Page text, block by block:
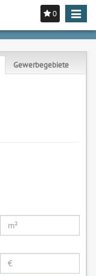
0
Toggle
Gewerbegebiete